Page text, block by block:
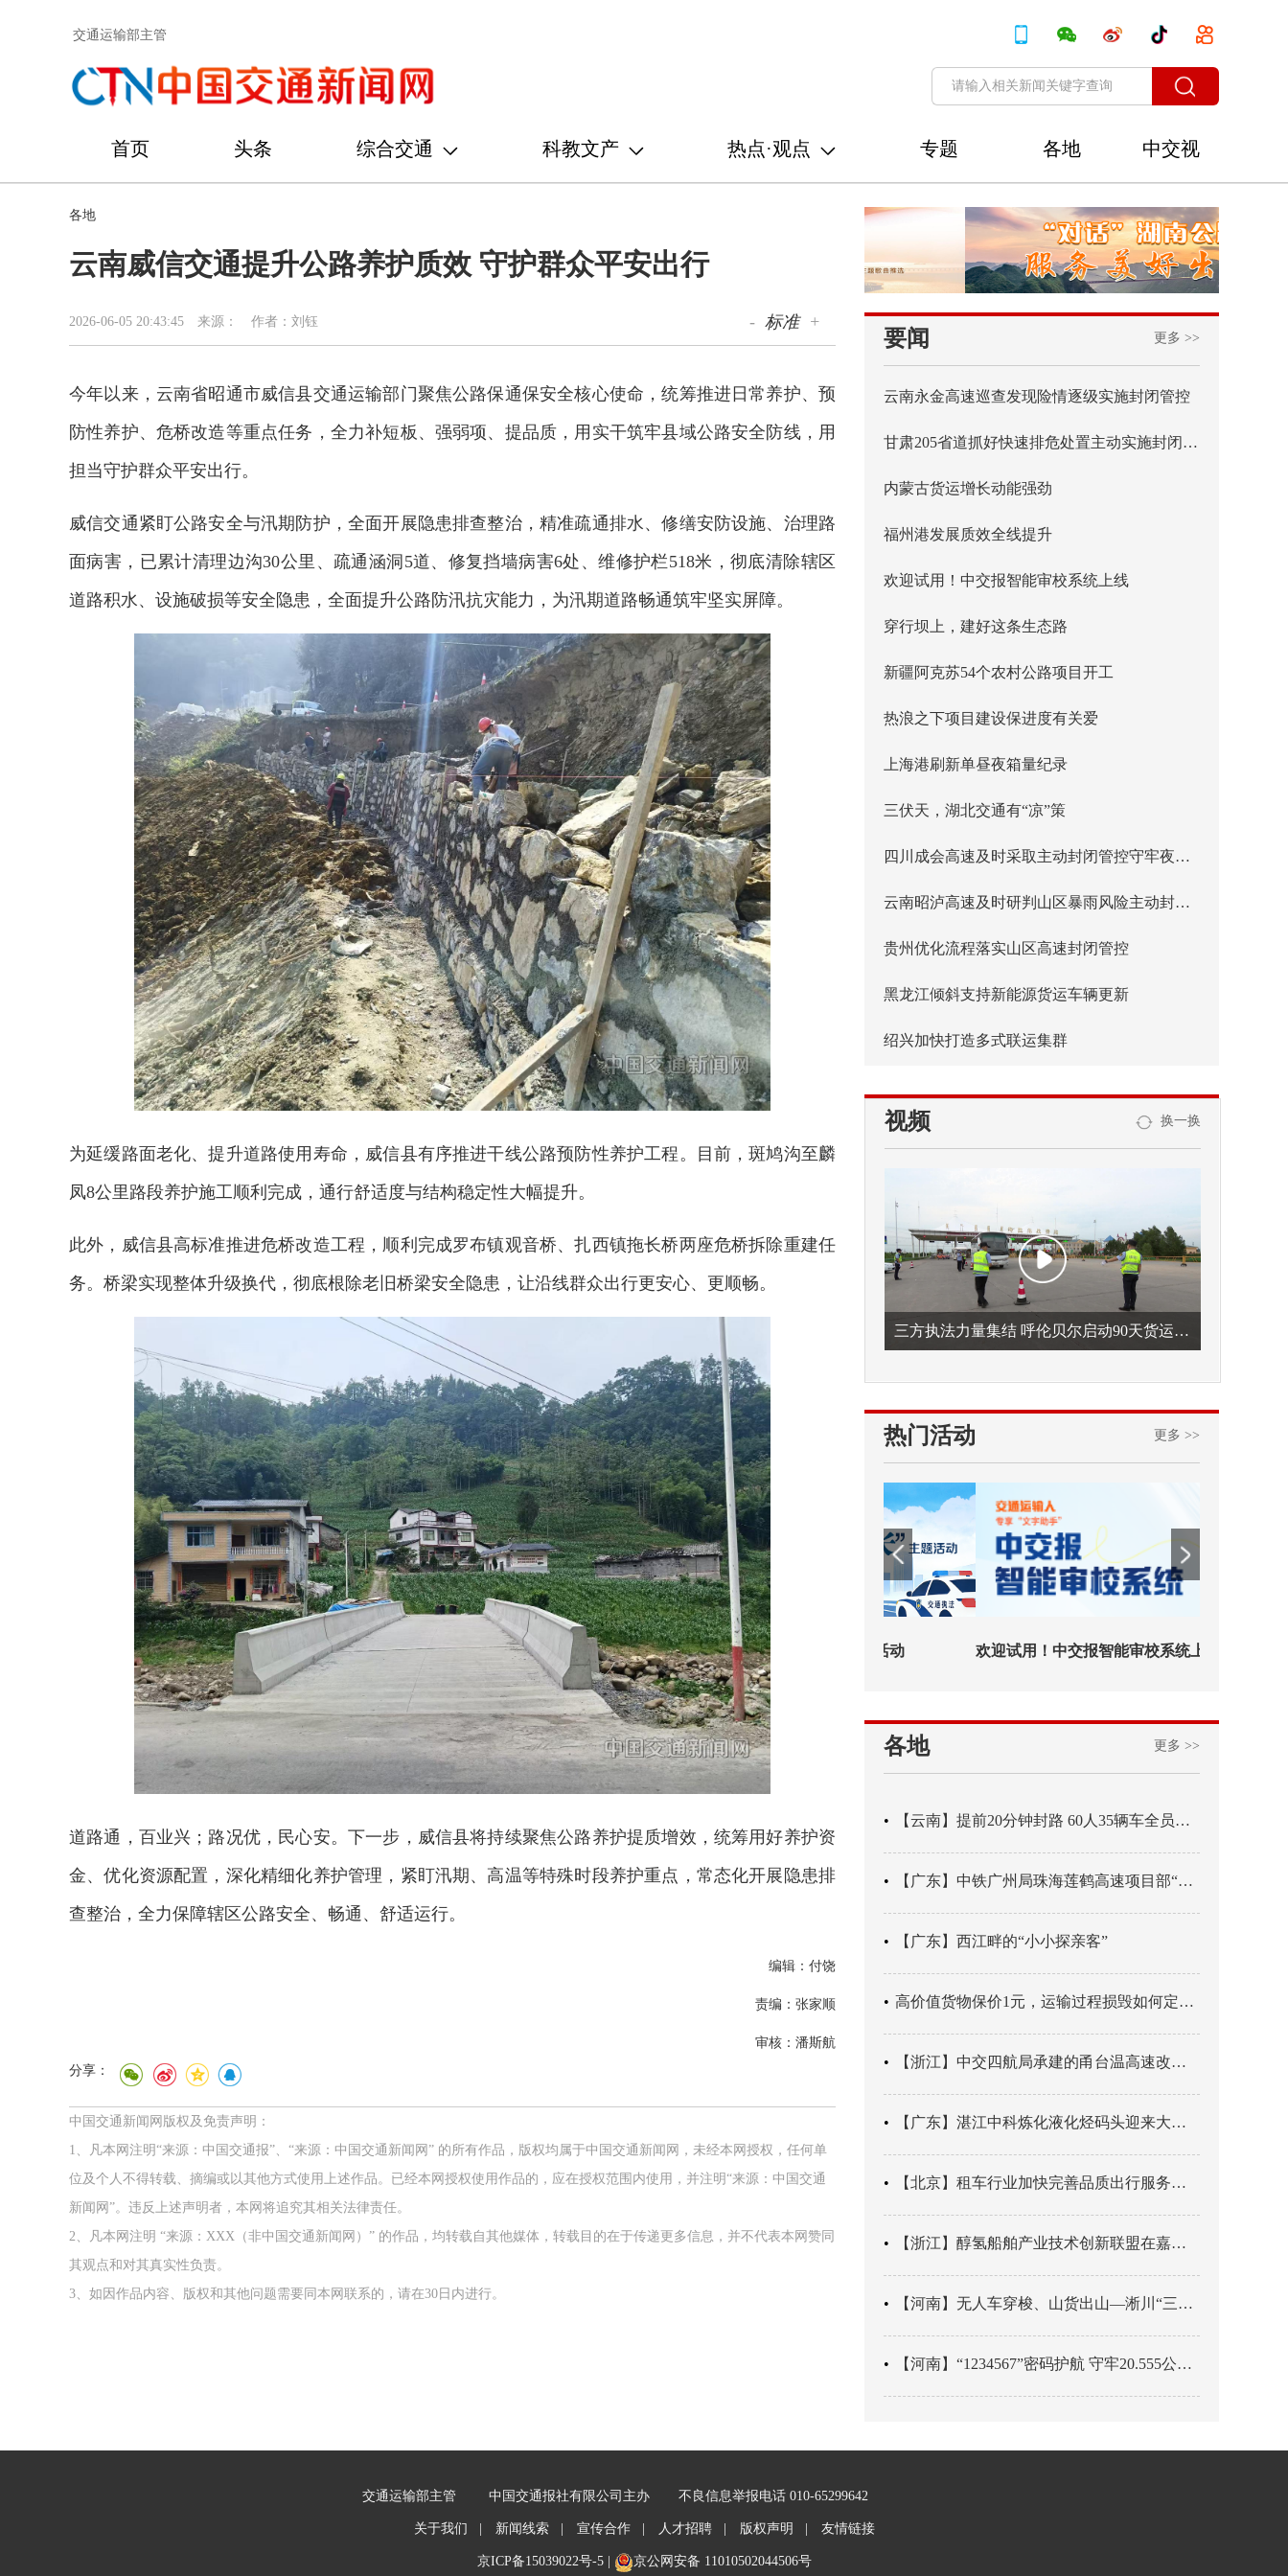
交通运输部主管
首页 头条 综合交通 科教文产 热点·观点 专题 各地
中交视
讯
各地
云南威信交通提升公路养护质效 守护群众平安出行
2026-06-05 20:43:45 来源： 作者：刘钰 - 标准 +
今年以来，云南省昭通市威信县交通运输部门聚焦公路保通保安全核心使命，统筹推进日常养护、预
防性养护、危桥改造等重点任务，全力补短板、强弱项、提品质，用实干筑牢县域公路安全防线，用
担当守护群众平安出行。
威信交通紧盯公路安全与汛期防护，全面开展隐患排查整治，精准疏通排水、修缮安防设施、治理路
面病害，已累计清理边沟30公里、疏通涵洞5道、修复挡墙病害6处、维修护栏518米，彻底清除辖区
道路积水、设施破损等安全隐患，全面提升公路防汛抗灾能力，为汛期道路畅通筑牢坚实屏障。
为延缓路面老化、提升道路使用寿命，威信县有序推进干线公路预防性养护工程。目前，斑鸠沟至麟
凤8公里路段养护施工顺利完成，通行舒适度与结构稳定性大幅提升。
此外，威信县高标准推进危桥改造工程，顺利完成罗布镇观音桥、扎西镇拖长桥两座危桥拆除重建任
务。桥梁实现整体升级换代，彻底根除老旧桥梁安全隐患，让沿线群众出行更安心、更顺畅。
道路通，百业兴；路况优，民心安。下一步，威信县将持续聚焦公路养护提质增效，统筹用好养护资
金、优化资源配置，深化精细化养护管理，紧盯汛期、高温等特殊时段养护重点，常态化开展隐患排
查整治，全力保障辖区公路安全、畅通、舒适运行。
编辑：付饶
责编：张家顺
审核：潘斯航
分享：
中国交通新闻网版权及免责声明：
1、凡本网注明“来源：中国交通报”、“来源：中国交通新闻网” 的所有作品，版权均属于中国交通新闻网，未经本网授权，任何单
位及个人不得转载、摘编或以其他方式使用上述作品。已经本网授权使用作品的，应在授权范围内使用，并注明“来源：中国交通
新闻网”。违反上述声明者，本网将追究其相关法律责任。
2、凡本网注明 “来源：XXX（非中国交通新闻网）” 的作品，均转载自其他媒体，转载目的在于传递更多信息，并不代表本网赞同
其观点和对其真实性负责。
3、如因作品内容、版权和其他问题需要同本网联系的，请在30日内进行。
要闻 更多 >>
云南永金高速巡查发现险情逐级实施封闭管控
甘肃205省道抓好快速排危处置主动实施封闭管控
内蒙古货运增长动能强劲
福州港发展质效全线提升
欢迎试用！中交报智能审校系统上线
穿行坝上，建好这条生态路
新疆阿克苏54个农村公路项目开工
热浪之下项目建设保进度有关爱
上海港刷新单昼夜箱量纪录
三伏天，湖北交通有“凉”策
四川成会高速及时采取主动封闭管控守牢夜间安全防线
云南昭泸高速及时研判山区暴雨风险主动封闭管控
贵州优化流程落实山区高速封闭管控
黑龙江倾斜支持新能源货运车辆更新
绍兴加快打造多式联运集群
视频 换一换
三方执法力量集结 呼伦贝尔启动90天货运车辆违法专项整治
热门活动 更多 >>
2026年中国航海日论坛 交通运输执法“我是大队长”主题活动 欢迎试用！中交报智能审校系统上线
各地 更多 >>
【云南】提前20分钟封路 60人35辆车全员平安
【广东】中铁广州局珠海莲鹤高速项目部“靶向施训”筑牢应急处置防线
【广东】西江畔的“小小探亲客”
高价值货物保价1元，运输过程损毁如何定责？
【浙江】中交四航局承建的甬台温高速改扩建工程台州南段TJ06标段恢复双向通行
【广东】湛江中科炼化液化烃码头迎来大型外贸液化气船首靠
【北京】租车行业加快完善品质出行服务网络
【浙江】醇氢船舶产业技术创新联盟在嘉兴成立
【河南】​无人车穿梭、山货出山—淅川“三级跳”跳出乡村振兴新速度
【河南】“1234567”密码护航 守牢20.555公里山区高速汛期安全
交通运输部主管 中国交通报社有限公司主办 不良信息举报电话 010-65299642
关于我们 | 新闻线索 | 宣传合作 | 人才招聘 | 版权声明 | 友情链接
京ICP备15039022号-5| 京公网安备 11010502044506号